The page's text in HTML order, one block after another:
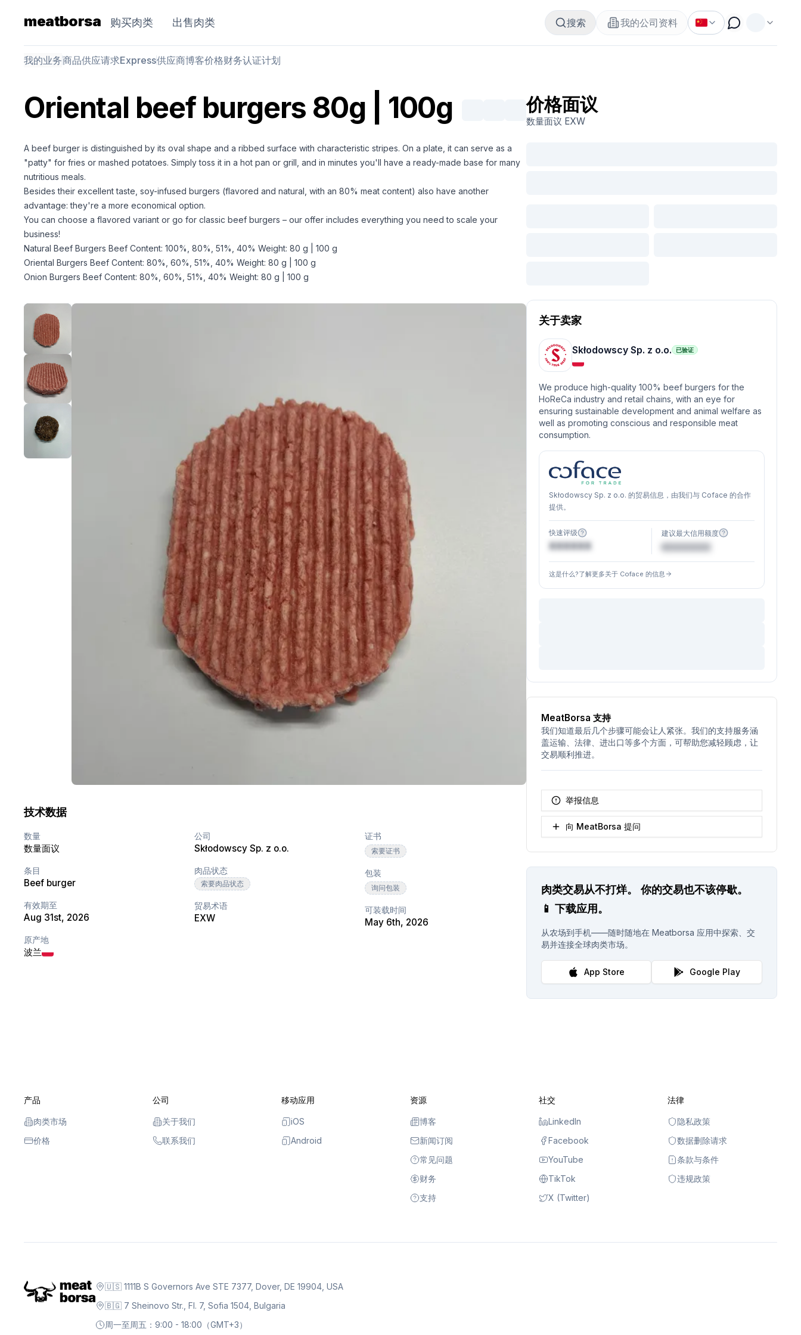
meatborsa 购买肉类 出售肉类 搜索 我的公司资料
我的业务商品供应请求Express供应商博客价格财务认证计划
Oriental beef burgers 80g | 100g
A beef burger is distinguished by its oval shape and a ribbed surface with characteristic stripes. On a plate, it can serve as a
"patty" for fries or mashed potatoes. Simply toss it in a hot pan or grill, and in minutes you'll have a ready-made base for many
nutritious meals.
Besides their excellent taste, soy-infused burgers (flavored and natural, with an 80% meat content) also have another
advantage: they're a more economical option.
You can choose a flavored variant or go for classic beef burgers – our offer includes everything you need to scale your
business!
Natural Beef Burgers Beef Content: 100%, 80%, 51%, 40% Weight: 80 g | 100 g
Oriental Burgers Beef Content: 80%, 60%, 51%, 40% Weight: 80 g | 100 g
Onion Burgers Beef Content: 80%, 60%, 51%, 40% Weight: 80 g | 100 g
技术数据
数量
数量面议
条目
Beef burger
有效期至
Aug 31st, 2026
原产地
波兰
公司
Skłodowscy Sp. z o.o.
肉品状态
索要肉品状态
贸易术语
EXW
证书
索要证书
包装
询问包装
可装载时间
May 6th, 2026
价格面议
数量面议 EXW
关于卖家
Skłodowscy Sp. z o.o. 已验证
We produce high-quality 100% beef burgers for the
HoReCa industry and retail chains, with an eye for
ensuring sustainable development and animal welfare as
well as promoting conscious and responsible meat
consumption.
Skłodowscy Sp. z o.o. 的贸易信息，由我们与 Coface 的合作
提供。
快速评级
XXXXXX
建议最大信用额度
这是什么?了解更多关于 Coface 的信息
MeatBorsa 支持
我们知道最后几个步骤可能会让人紧张。我们的支持服务涵
盖运输、法律、进出口等多个方面，可帮助您减轻顾虑，让
交易顺利推进。
举报信息
向 MeatBorsa 提问
肉类交易从不打烊。
你的交易也不该停歇。
📱 下载应用。
从农场到手机——随时随地在 Meatborsa 应用中探索、交
易并连接全球肉类市场。
App Store Google Play
产品
肉类市场
价格
公司
关于我们
联系我们
移动应用
iOS
Android
资源
博客
新闻订阅
常见问题
财务
支持
社交
LinkedIn
Facebook
YouTube
TikTok
X (Twitter)
法律
隐私政策
数据删除请求
条款与条件
违规政策
🇺🇸 1111B S Governors Ave STE 7377, Dover, DE 19904, USA
🇧🇬 7 Sheinovo Str., Fl. 7, Sofia 1504, Bulgaria
周一至周五：9:00 - 18:00（GMT+3）